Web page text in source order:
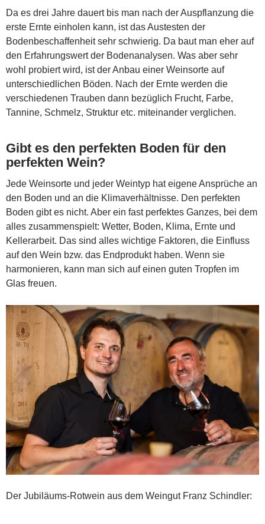
Da es drei Jahre dauert bis man nach der Auspflanzung die
erste Ernte einholen kann, ist das Austesten der
Bodenbeschaffenheit sehr schwierig. Da baut man eher auf
den Erfahrungswert der Bodenanalysen. Was aber sehr
wohl probiert wird, ist der Anbau einer Weinsorte auf
unterschiedlichen Böden. Nach der Ernte werden die
verschiedenen Trauben dann bezüglich Frucht, Farbe,
Tannine, Schmelz, Struktur etc. miteinander verglichen.
Gibt es den perfekten Boden für den
perfekten Wein?
Jede Weinsorte und jeder Weintyp hat eigene Ansprüche an
den Boden und an die Klimaverhältnisse. Den perfekten
Boden gibt es nicht. Aber ein fast perfektes Ganzes, bei dem
alles zusammenspielt: Wetter, Boden, Klima, Ernte und
Kellerarbeit. Das sind alles wichtige Faktoren, die Einfluss
auf den Wein bzw. das Endprodukt haben. Wenn sie
harmonieren, kann man sich auf einen guten Tropfen im
Glas freuen.
Der Jubiläums-Rotwein aus dem Weingut Franz Schindler: